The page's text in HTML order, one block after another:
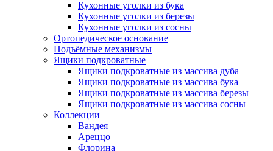
Кухонные уголки из бука
Кухонные уголки из березы
Кухонные уголки из сосны
Ортопедическое основание
Подъёмные механизмы
Ящики подкроватные
Ящики подкроватные из массива дуба
Ящики подкроватные из массива бука
Ящики подкроватные из массива березы
Ящики подкроватные из массива сосны
Коллекции
Вандея
Ареццо
Флорина